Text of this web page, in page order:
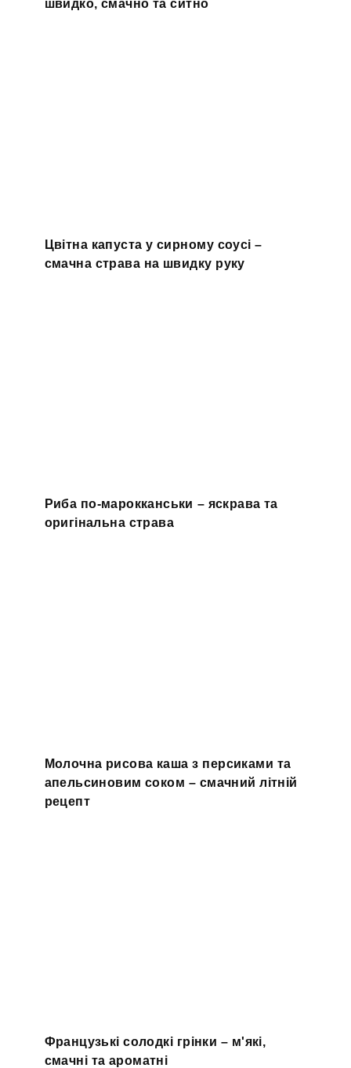
швидко, смачно та ситно
Цвітна капуста у сирному соусі –
смачна страва на швидку руку
Риба по-марокканськи – яскрава та
оригінальна страва
Молочна рисова каша з персиками та
апельсиновим соком – смачний літній
рецепт
Французькі солодкі грінки – м'які,
смачні та ароматні